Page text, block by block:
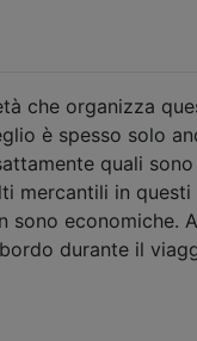
che organizza
è spesso solo
quali
mercantili in
sono economiche.
durante il